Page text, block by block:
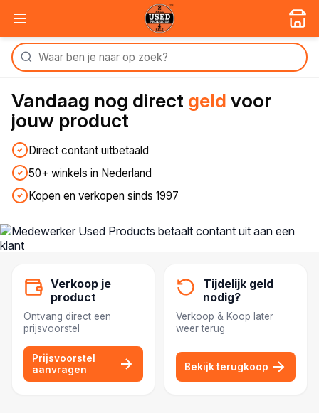
Vandaag nog direct geld voor
jouw product
Direct contant uitbetaald
50+ winkels in Nederland
Kopen en verkopen sinds 1997
Verkoop je
product
Ontvang direct een
prijsvoorstel
Prijsvoorstel
aanvragen
Tijdelijk geld
nodig?
Verkoop & Koop later
weer terug
Bekijk terugkoop